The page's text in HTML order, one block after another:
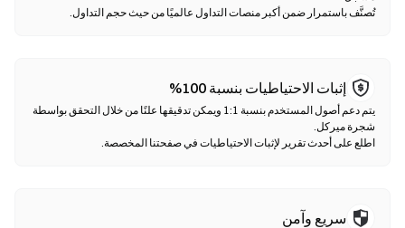
تُصنَّف باستمرار ضمن أكبر منصات التداول عالميًا من حيث حجم التداول.
إثبات الاحتياطيات بنسبة 100%
يتم دعم أصول المستخدم بنسبة 1:1 ويمكن تدقيقها علنًا من خلال التحقق بواسطة
اطلع على أحدث تقرير لإثبات الاحتياطيات في صفحتنا المخصصة.
سريع وآمن